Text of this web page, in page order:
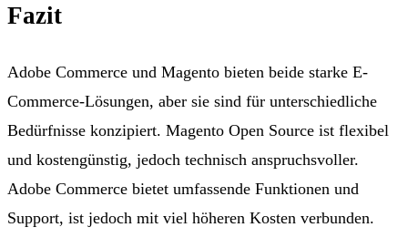
Fazit
Adobe Commerce und Magento bieten beide starke E-
Commerce-Lösungen, aber sie sind für unterschiedliche
Bedürfnisse konzipiert. Magento Open Source ist flexibel
und kostengünstig, jedoch technisch anspruchsvoller.
Adobe Commerce bietet umfassende Funktionen und
Support, ist jedoch mit viel höheren Kosten verbunden.